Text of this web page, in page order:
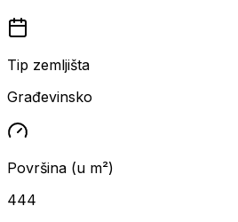
Tip zemljišta
Građevinsko
Površina (u m²)
444